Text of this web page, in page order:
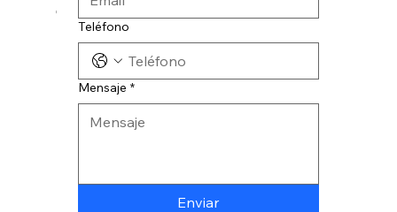
© 2024 CATESA INGENIERIA
Teléfono
Mensaje *
Enviar